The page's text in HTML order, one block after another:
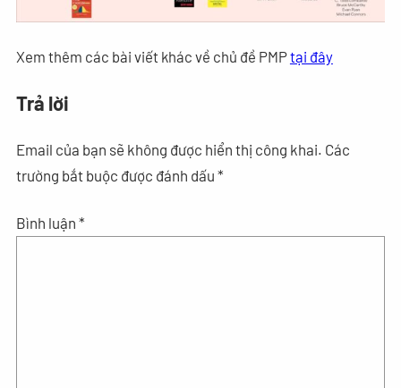
Xem thêm các bài viết khác về chủ đề PMPtại đây
Trả lời
Email của bạn sẽ không được hiển thị công khai. Các
trường bắt buộc được đánh dấu *
Bình luận *